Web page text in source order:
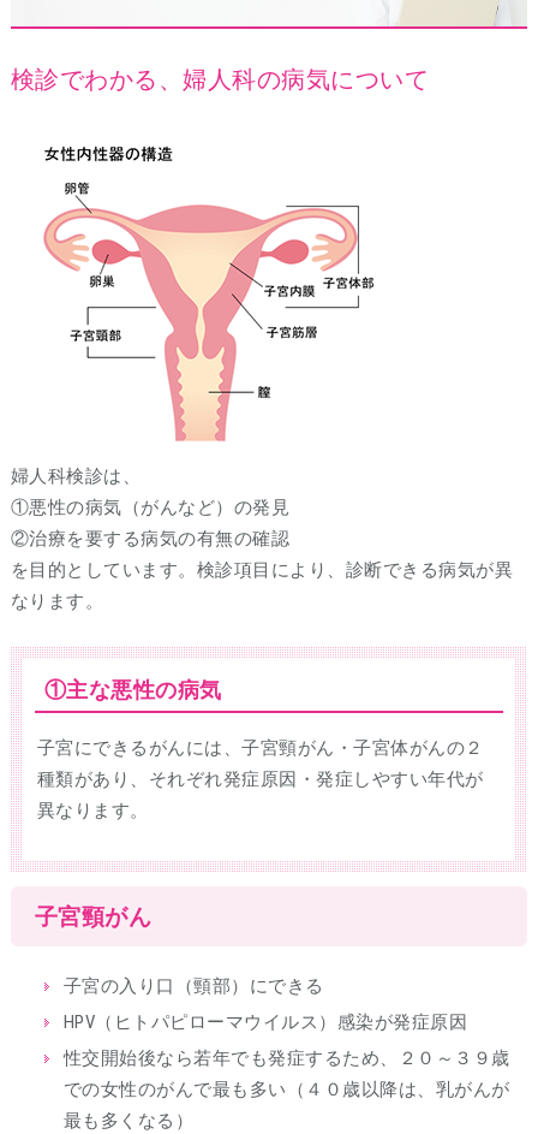
検診でわかる、婦人科の病気について
婦人科検診は、
①悪性の病気（がんなど）の発見
②治療を要する病気の有無の確認
を目的としています。検診項目により、診断できる病気が異
なります。
①主な悪性の病気
子宮にできるがんには、子宮頸がん・子宮体がんの２
種類があり、それぞれ発症原因・発症しやすい年代が
異なります。
子宮頸がん
子宮の入り口（頸部）にできる
HPV（ヒトパピローマウイルス）感染が発症原因
性交開始後なら若年でも発症するため、２０～３９歳
での女性のがんで最も多い（４０歳以降は、乳がんが
最も多くなる）